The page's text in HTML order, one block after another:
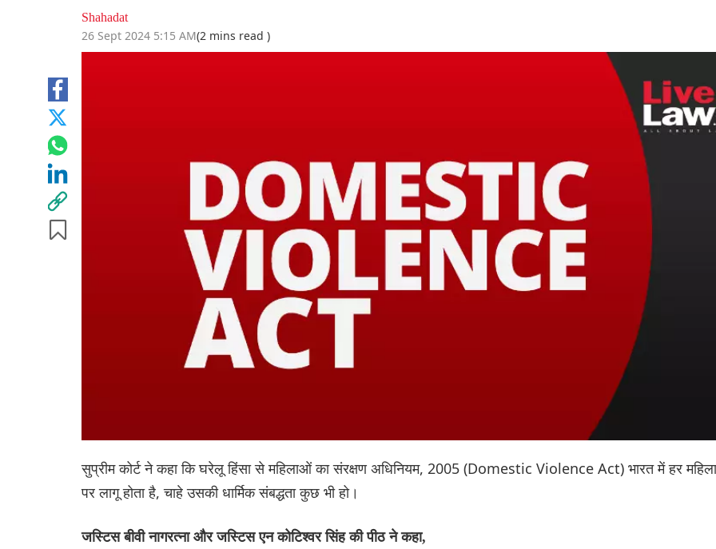
Shahadat
26 Sept 2024 5:15 AM(2 mins read )
सुप्रीम कोर्ट ने कहा कि घरेलू हिंसा से महिलाओं का संरक्षण अधिनियम, 2005 (Domestic Violence Act) भारत में हर महिला
पर लागू होता है, चाहे उसकी धार्मिक संबद्धता कुछ भी हो।
जस्टिस बीवी नागरत्ना और जस्टिस एन कोटिश्वर सिंह की पीठ ने कहा,